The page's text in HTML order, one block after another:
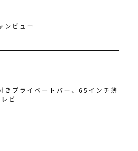
ンビュー
きプライベートバー、65インチ薄
ビ